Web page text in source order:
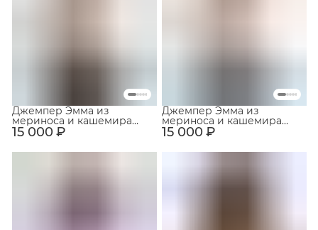
15 000 ₽
Джемпер Эмма из
мериноса и кашемира
Светло-бежевый 15 000 ₽
Джемпер Эмма из
мериноса и кашемира
Нежно-розовый